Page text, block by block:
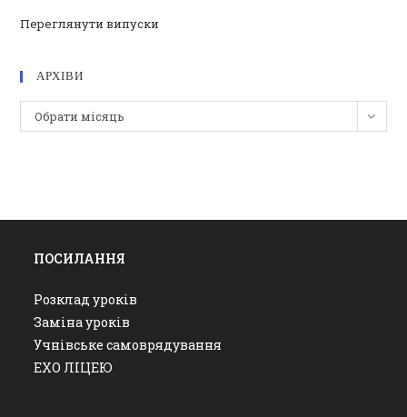
Переглянути випуски
АРХІВИ
Архіви
Обрати місяць
ПОСИЛАННЯ
Розклад уроків
Заміна уроків
Учнівське самоврядування
ЕХО ЛІЦЕЮ